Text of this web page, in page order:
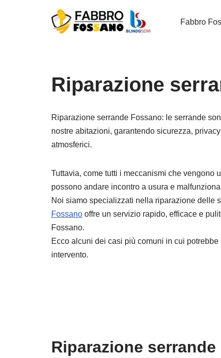
Fabbro
Riparazione
Riparazione serrande Fossano: le serrande
nostre abitazioni, garantendo sicurezza,
atmosferici.
Tuttavia, come tutti i meccanismi che vengono
possono andare incontro a usura e
Noi siamo specializzati nella riparazione delle
Fossano offre un servizio rapido, efficace e
Fossano.
Ecco alcuni dei casi più comuni in cui
intervento.
Riparazione